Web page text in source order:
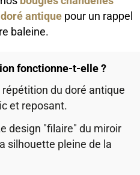
antique pour un rappel
baleine.
fonctionne-t-elle ?
répétition du doré antique
et reposant.
design "filaire" du miroir
silhouette pleine de la